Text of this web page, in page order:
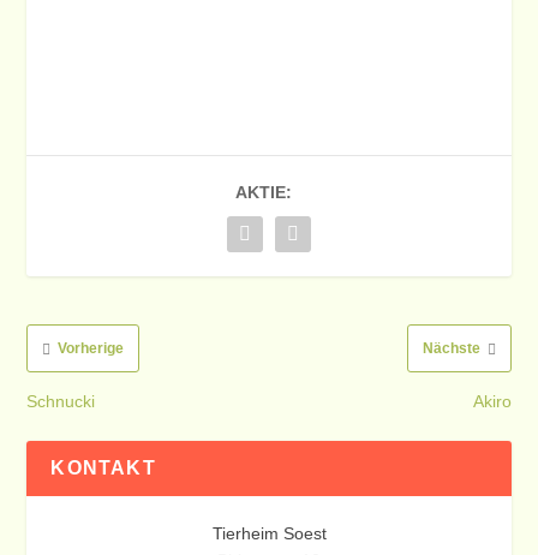
AKTIE:
Vorherige
Schnucki
Nächste
Akiro
KONTAKT
Tierheim Soest